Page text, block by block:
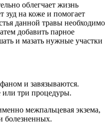
облегчает жизнь
зуд на коже и помогает
данной травы необходимо
добавить парное
и мазать нужные участки
и завязываются.
или три процедуры.
межпальцевая экзема,
болезненных.